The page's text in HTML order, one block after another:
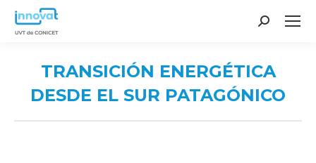
Search:
TRANSICIÓN ENERGÉTICA
DESDE EL SUR PATAGÓNICO